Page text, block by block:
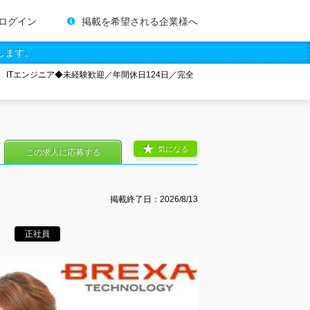
グイン 掲載を希望される企業様へ
す。
ITエンジニア◆未経験歓迎／年間休日124日／完全
掲載終了日： 2026/8/13
正社員
気になる
この求人に応募する